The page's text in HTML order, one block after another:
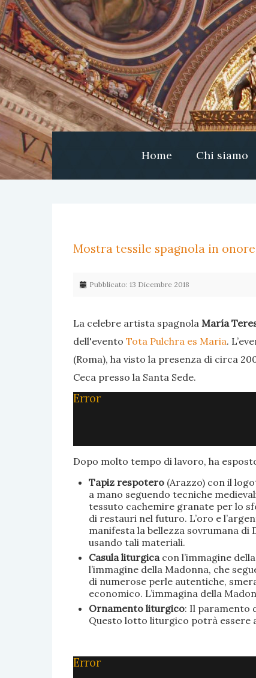
Home Chi siamo
Mostra tessile spagnola in
Pubblicato: 13 Dicembre 2018
La celebre artista spagnola María
dell'evento Tota Pulchra es Maria.
(Roma), ha visto la presenza di circa
Ceca presso la Santa Sede.
Error
Dopo molto tempo di lavoro, ha
Tapiz respotero(Arazzo) con il
a mano seguendo tecniche
tessuto cachemire granate per lo
di restauri nel futuro. L’oro e
manifesta la bellezza sovrumana di
usando tali materiali.
Casula liturgica con l’immagine
l’immagine della Madonna, che
di numerose perle autentiche,
economico. L’immagina della
Ornamento liturgico: Il paramento
Questo lotto liturgico potrà essere
Error